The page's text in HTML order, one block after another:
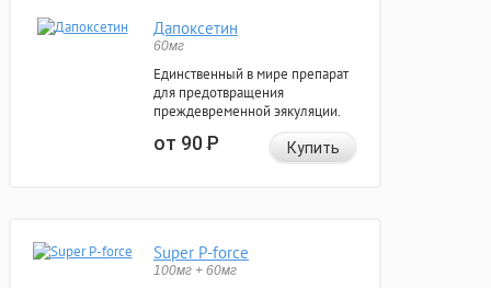
Дапоксетин
60мг
Единственный в мире препарат
для предотвращения
преждевременной эякуляции.
от 90Р Купить
Super P-force
100мг + 60мг